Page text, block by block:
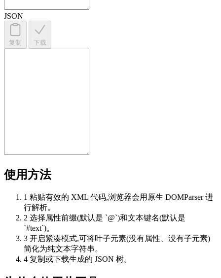
JSON
复制 下载
使用方法
1 粘贴有效的 XML 代码,浏览器会用原生 DOMParser 进
行解析。
2 选择属性前缀(默认是 `@`)和文本键名(默认是
`#text`)。
3 开启紧凑模式,可将叶子元素(没有属性、没有子元素)
简化为纯文本字符串。
4 复制或下载生成的 JSON 树。